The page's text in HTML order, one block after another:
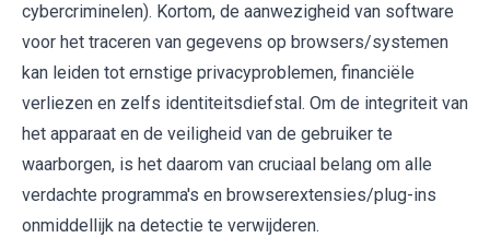
cybercriminelen). Kortom, de aanwezigheid van software
voor het traceren van gegevens op browsers/systemen
kan leiden tot ernstige privacyproblemen, financiële
verliezen en zelfs identiteitsdiefstal. Om de integriteit van
het apparaat en de veiligheid van de gebruiker te
waarborgen, is het daarom van cruciaal belang om alle
verdachte programma's en browserextensies/plug-ins
onmiddellijk na detectie te verwijderen.